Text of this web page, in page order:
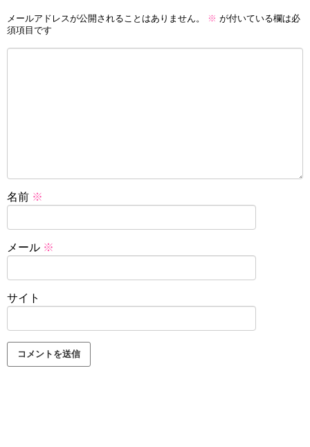
メールアドレスが公開されることはありません。 ※ が付いている欄は必
須項目です
名前 ※
メール ※
サイト